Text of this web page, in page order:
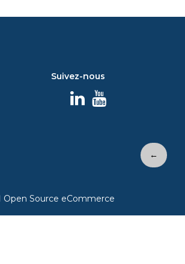
Suivez-nous
←
Open Source eCommerce